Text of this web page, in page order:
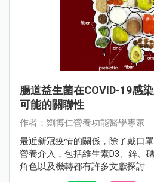
腸道益生菌在COVID-19感
可能的關聯性
作者：劉博仁營養功能醫學專家
最近新冠疫情的關係，除了戴口
營養介入，包括維生素D3、鋅、
角色以及機轉都有許多文獻探討...